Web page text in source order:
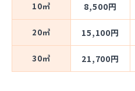
10㎥ 8,500円
20㎥ 15,100円
30㎥ 21,700円